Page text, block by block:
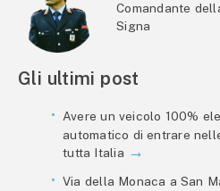
Comandante
Signa
Gli ultimi post
Avere un veicolo 100%
automatico di entrare
tutta Italia
Via della Monaca a San